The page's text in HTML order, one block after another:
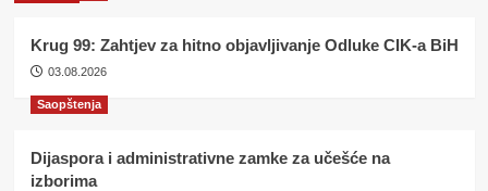
Krug 99: Zahtjev za hitno objavljivanje Odluke CIK-a BiH
03.08.2026
Saopštenja
Dijaspora i administrativne zamke za učešće na
izborima